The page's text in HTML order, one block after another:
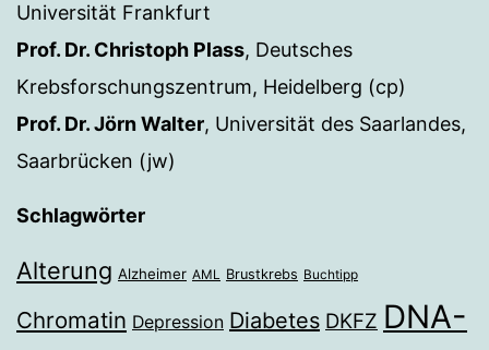
Universität Frankfurt
Prof. Dr. Christoph Plass, Deutsches
Krebsforschungszentrum, Heidelberg (cp)
Prof. Dr. Jörn Walter, Universität des Saarlandes,
Saarbrücken (jw)
Schlagwörter
Alterung Alzheimer AML Brustkrebs Buchtipp
Chromatin Depression Diabetes DKFZ DNA-